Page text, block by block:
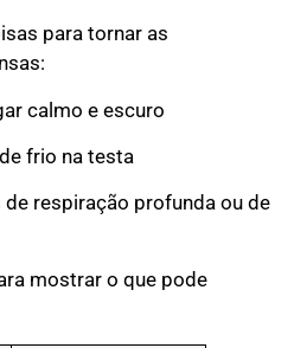
para tornar as
calmo e escuro
frio na testa
respiração profunda ou de
mostrar o que pode